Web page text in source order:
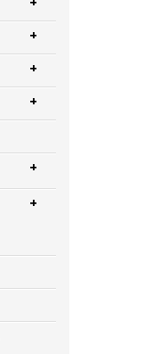
+
+
+
+
+